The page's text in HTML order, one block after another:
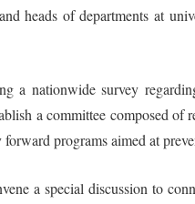
heads of departments at
a nationwide survey
a committee composed
programs aimed at
a special discussion to